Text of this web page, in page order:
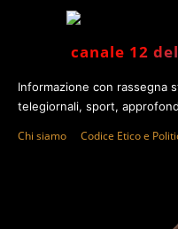
canale 12
Informazione con rassegna
telegiornali, sport,
Chi siamo Codice Etico e